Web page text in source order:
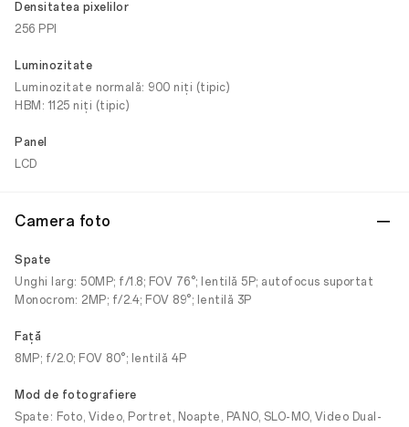
Densitatea pixelilor
256 PPI
Luminozitate
Luminozitate normală: 900 niți (tipic)
HBM: 1125 niți (tipic)
Panel
LCD
Camera foto
Spate
Unghi larg: 50MP; f/1.8; FOV 76°; lentilă 5P; autofocus suportat
Monocrom: 2MP; f/2.4; FOV 89°; lentilă 3P
Faţă
8MP; f/2.0; FOV 80°; lentilă 4P
Mod de fotografiere
Spate: Foto, Video, Portret, Noapte, PANO, SLO-MO, Video Dual-